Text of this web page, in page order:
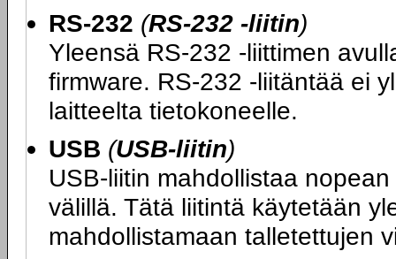
RS-232 (RS-232 -liitin)
Yleensä RS-232 -liittimen
firmware. RS-232 -liitäntää ei
laitteelta tietokoneelle.
USB (USB-liitin)
USB-liitin mahdollistaa
välillä. Tätä liitintä käytetään
mahdollistamaan talletettujen